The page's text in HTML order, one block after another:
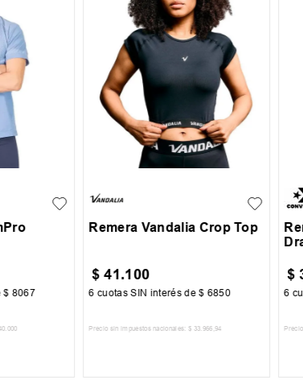
$ 8067
.000
M
Remera Vandalia Crop Top
$ 41.100
6 cuotas SIN interés de$ 6850
Precio sin impuestos nacionales: $ 33.966 ,94
$
6